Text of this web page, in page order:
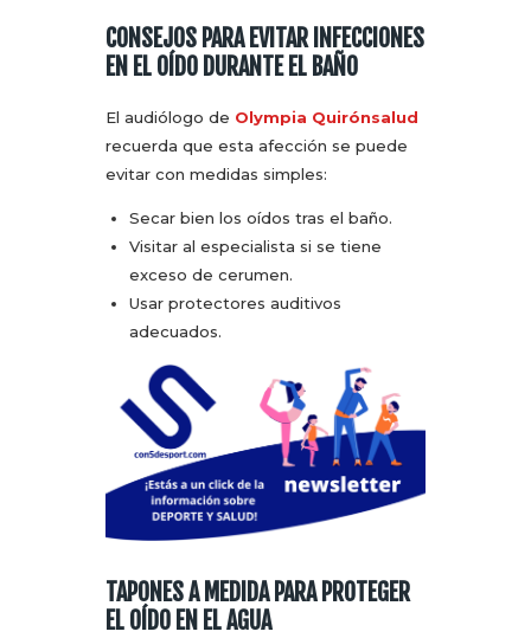
CONSEJOS PARA EVITAR INFECCIONES
EN EL OÍDO DURANTE EL BAÑO
El audiólogo de Olympia Quirónsalud
recuerda que esta afección se puede
evitar con medidas simples:
Secar bien los oídos tras el baño.
Visitar al especialista si se tiene
exceso de cerumen.
Usar protectores auditivos
adecuados.
TAPONES A MEDIDA PARA PROTEGER
EL OÍDO EN EL AGUA